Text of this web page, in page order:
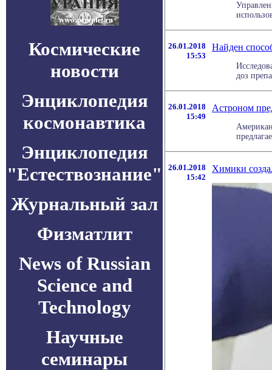
Космические
новости
Энциклопедия
космонавтика
Энциклопедия
"Естествознание"
Журнальный зал
Физматлит
News of Russian
Science and
Technology
Научные
семинары
26.01.2018
15:53
Найден
доз
26.01.2018
15:49
Астроном
26.01.2018
15:42
Химики